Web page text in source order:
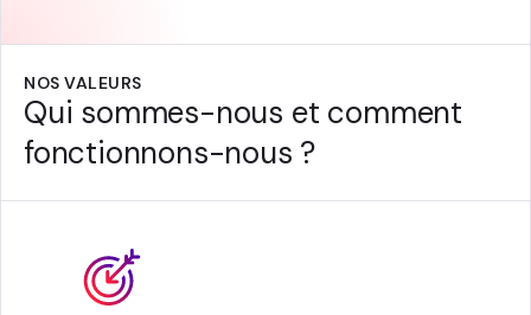
NOS VALEURS
Qui sommes-nous et comment
fonctionnons-nous ?